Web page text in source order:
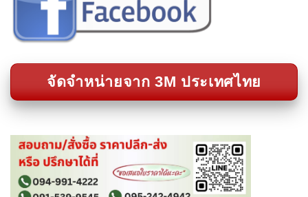
จัดจำหน่ายจาก 3M ประเทศไทย